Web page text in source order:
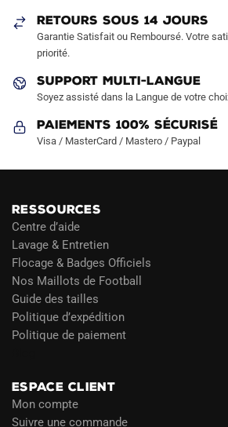
la
page
produit
RETOURS SOUS 14 JOURS
Garantie Satisfait ou Remboursé. Votre
priorité.
SUPPORT MULTI-LANGUE
Soyez assisté dans la Langue de votre
Paiements 100% Sécurisé
Visa / MasterCard / Mastero / Paypal
RESSOURCES
Centre d’aide
Lavage & Entretien
Flocage & Badges Officiels
Nos Maillots de Football
Guide des tailles
Politique d’expédition
Politique de paiement
ESPACE CLIENT
Mon compte
Suivre une commande